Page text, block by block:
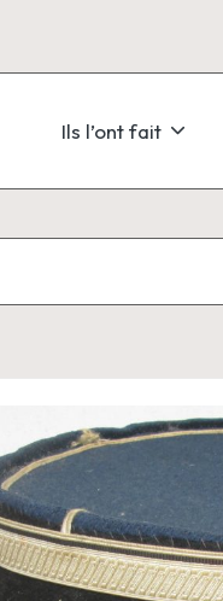
Ils l’ont fait